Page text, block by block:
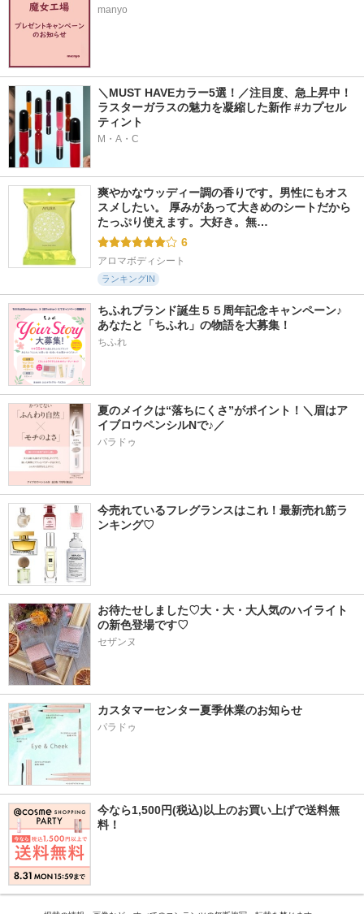
manyo
＼MUST HAVEカラー5選！／注目度、急上昇中！
ラスターガラスの魅力を凝縮した新作 #カプセル
ティント
M・A・C
爽やかなウッディー調の香りです。男性にもオス
スメしたい。 厚みがあって大きめのシートだから
たっぷり使えます。大好き。無…
6
アロマボディシート
ランキングIN
ちふれブランド誕生５５周年記念キャンペーン♪
あなたと「ちふれ」の物語を大募集！
ちふれ
夏のメイクは“落ちにくさ”がポイント！＼眉はア
イブロウペンシルNで♪／
パラドゥ
今売れているフレグランスはこれ！最新売れ筋ラ
ンキング♡
お待たせしました♡大・大・大人気のハイライト
の新色登場です♡
セザンヌ
カスタマーセンター夏季休業のお知らせ
パラドゥ
今なら1,500円(税込)以上のお買い上げで送料無
料！